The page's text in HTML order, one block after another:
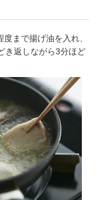
まで揚げ油を入れ、
き返しながら3分ほど